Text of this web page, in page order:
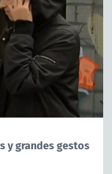
y grandes gestos